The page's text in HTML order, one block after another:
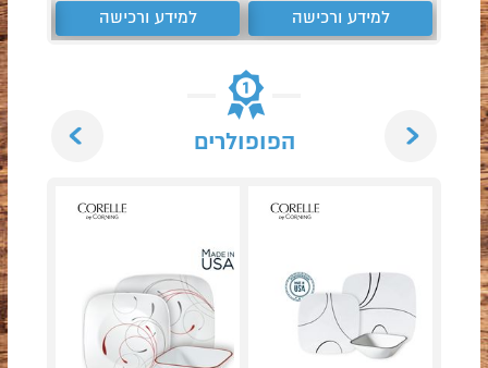
למידע ורכישה למידע ורכישה
הפופולרים